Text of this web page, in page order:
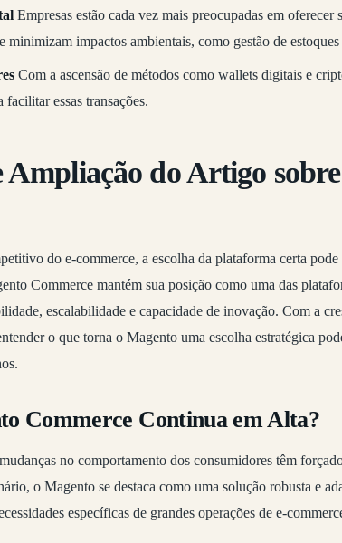
Empresas estão cada vez mais preocupadas em
minimizam impactos ambientais, como gestão de
Com a ascensão de métodos como wallets digitais e
essas transações.
Ampliação do Artigo
do e-commerce, a escolha da plataforma certa pode
Commerce mantém sua posição como uma das
escalabilidade e capacidade de inovação. Com a
o que torna o Magento uma escolha estratégica
Commerce Continua em Alta?
no comportamento dos consumidores têm
o Magento se destaca como uma solução robusta e
específicas de grandes operações de e-